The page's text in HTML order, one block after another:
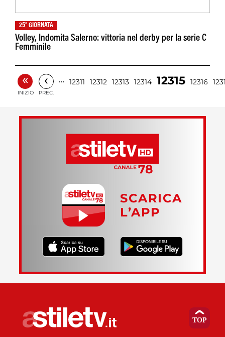
25° GIORNATA
Volley, Indomita Salerno: vittoria nel derby per la serie C
Femminile
«
INIZIO
‹
PREC.
… 12311 12312 12313 12314 12315 12316
SCARICA
L’APP